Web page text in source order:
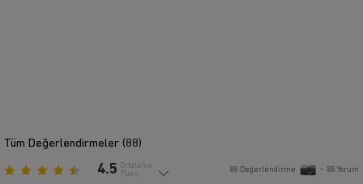
Tüm Değerlendirmeler (88)
4.5
Ortalama
Puan
88 Değerlendirme • 88 Yorum